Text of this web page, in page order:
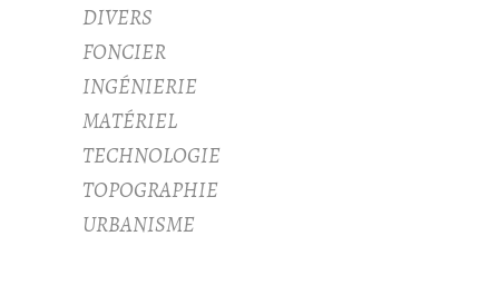
DIVERS
FONCIER
INGÉNIERIE
MATÉRIEL
TECHNOLOGIE
TOPOGRAPHIE
URBANISME